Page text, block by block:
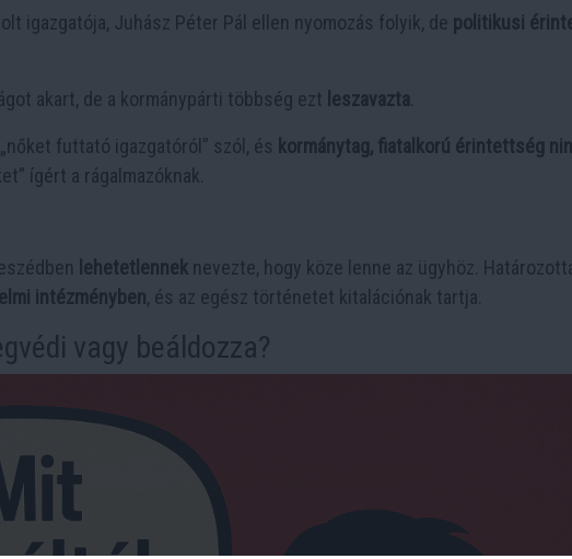
igazgatója, Juhász Péter Pál ellen nyomozás folyik, de politikusi
akart, de a kormánypárti többség ezt leszavazta
futtató igazgatóról” szól, és kormánytag, fiatalkorú érintettség
ígért a rágalmazóknak.
lehetetlennek nevezte, hogy köze lenne az ügyhöz.
intézményben, és az egész történetet kitalációnak tartja.
vagy beáldozza?